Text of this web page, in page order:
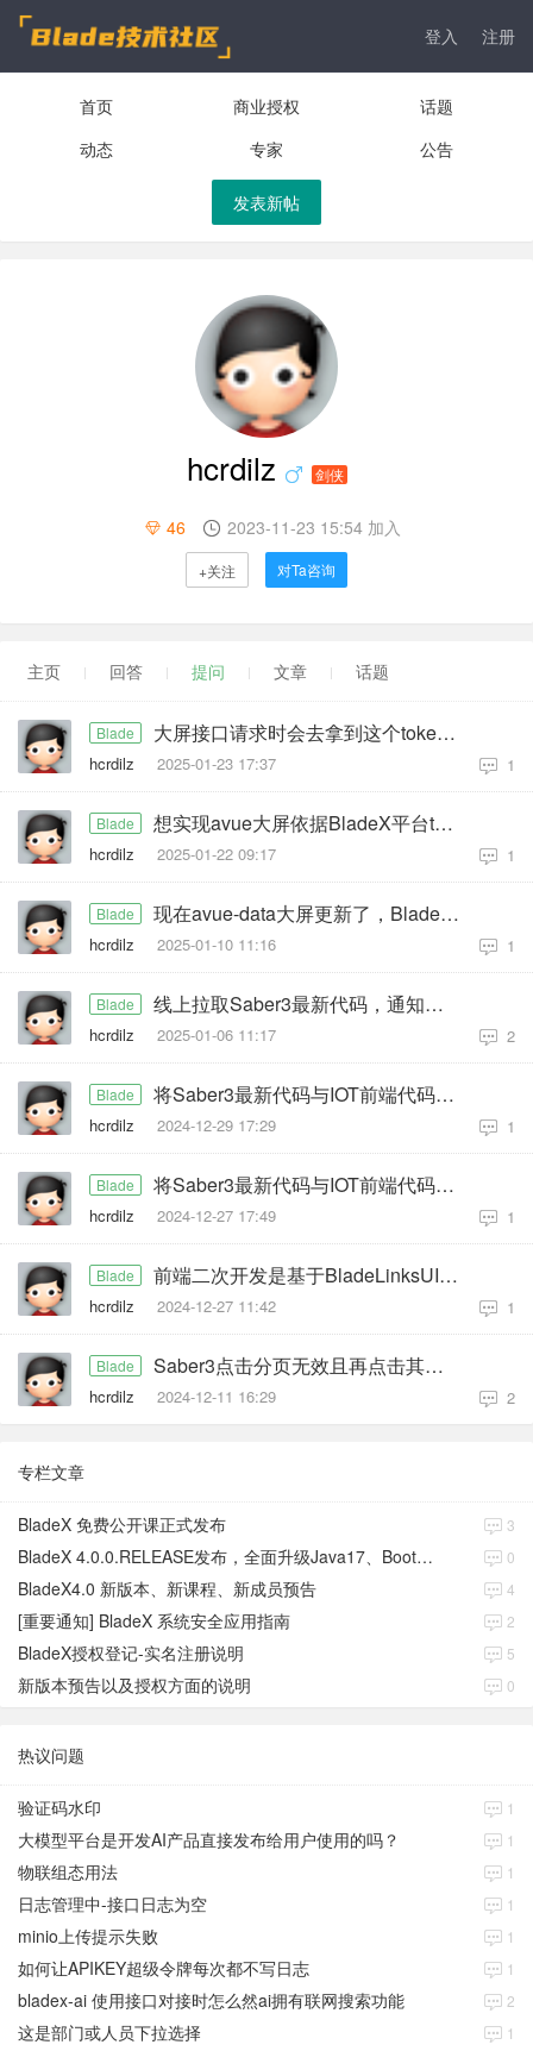
登入 注册
首页 商业授权
话题
动态
专家 公告
发表新帖
hcrdilz 剑侠
46 2023-11-23 15:54 加入
+关注 对Ta咨询
主页 回答 提问 文章 话题
Blade 大屏接口请求时会去拿到这个token值添加到Blade-Auth中，但是常规接口请求会报服务器异常
hcrdilz 2025-01-23 17:37 1
Blade 想实现avue大屏依据BladeX平台telentId实现数据隔离
hcrdilz 2025-01-22 09:17 1
Blade 现在avue-data大屏更新了，BladeX-Links-UI项目中public的avue-data是否需要更新
hcrdilz 2025-01-10 11:16 1
Blade 线上拉取Saber3最新代码，通知公告模块分页失效
hcrdilz 2025-01-06 11:17 2
Blade 将Saber3最新代码与IOT前端代码整合，出现无法正常分页切换问题，且缓存关闭后任然无效，对象存储模块也是
hcrdilz 2024-12-29 17:29 1
Blade 将Saber3最新代码与IOT前端代码整合，出现分页问题
hcrdilz 2024-12-27 17:49 1
Blade 前端二次开发是基于BladeLinksUI代码，现在升级到Saber3，后续两个代码如果都更新，是需要自己手动合吗
hcrdilz 2024-12-27 11:42 1
Blade Saber3点击分页无效且再点击其他页面没有动态刷新
hcrdilz 2024-12-11 16:29 2
专栏文章
BladeX 免费公开课正式发布 3
BladeX 4.0.0.RELEASE发布，全面升级Java17、Boot3、Cloud2023 0
BladeX4.0 新版本、新课程、新成员预告 4
[重要通知] BladeX 系统安全应用指南 2
BladeX授权登记-实名注册说明 5
新版本预告以及授权方面的说明 0
热议问题
验证码水印 1
大模型平台是开发AI产品直接发布给用户使用的吗？ 1
物联组态用法 1
日志管理中-接口日志为空 1
minio上传提示失败 1
如何让APIKEY超级令牌每次都不写日志 1
bladex-ai 使用接口对接时怎么然ai拥有联网搜索功能 2
这是部门或人员下拉选择 1